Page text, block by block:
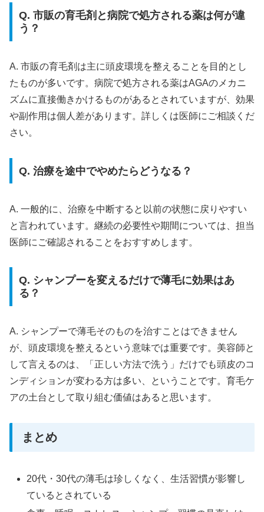
Q. 市販の育毛剤と病院で処方される薬は何が違
う？
A. 市販の育毛剤は主に頭皮環境を整えることを目的とし
たものが多いです。病院で処方される薬はAGAのメカニ
ズムに直接働きかけるものがあるとされていますが、効果
や副作用は個人差があります。詳しくは医師にご相談くだ
さい。
Q. 治療を途中でやめたらどうなる？
A. 一般的に、治療を中断すると以前の状態に戻りやすい
と言われています。継続の必要性や期間については、担当
医師にご確認されることをおすすめします。
Q. シャンプーを変えるだけで薄毛に効果はあ
る？
A. シャンプーで薄毛そのものを治すことはできません
が、頭皮環境を整えるという意味では重要です。美容師と
して言えるのは、「正しい方法で洗う」だけでも頭皮のコ
ンディションが変わる方は多い、ということです。育毛ケ
アの土台として取り組む価値はあると思います。
まとめ
20代・30代の薄毛は珍しくなく、生活習慣が影響し
ているとされている